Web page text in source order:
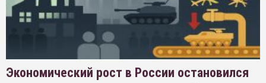
Экономический рост в России остановился